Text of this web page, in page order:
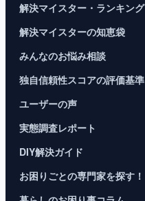
解決マイスター・ランキング
解決マイスターの知恵袋
みんなのお悩み相談
独自信頼性スコアの評価基準
ユーザーの声
実態調査レポート
DIY解決ガイド
お困りごとの専門家を探す！